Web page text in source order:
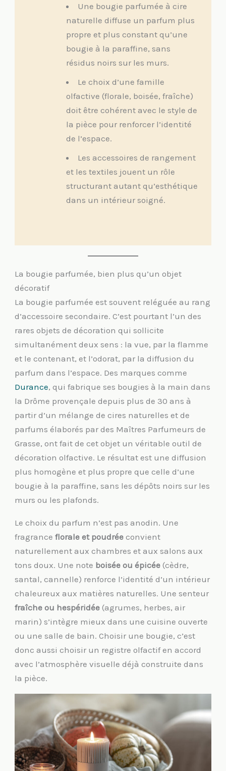
Une bougie parfumée à cire
naturelle diffuse un parfum plus
propre et plus constant qu’une
bougie à la paraffine, sans
résidus noirs sur les murs.
Le choix d’une famille
olfactive (florale, boisée, fraîche)
doit être cohérent avec le style de
la pièce pour renforcer l’identité
de l’espace.
Les accessoires de rangement
et les textiles jouent un rôle
structurant autant qu’esthétique
dans un intérieur soigné.
La bougie parfumée, bien plus qu’un objet
décoratif
La bougie parfumée est souvent reléguée au rang
d’accessoire secondaire. C’est pourtant l’un des
rares objets de décoration qui sollicite
simultanément deux sens : la vue, par la flamme
et le contenant, et l’odorat, par la diffusion du
parfum dans l’espace. Des marques comme
Durance, qui fabrique ses bougies à la main dans
la Drôme provençale depuis plus de 30 ans à
partir d’un mélange de cires naturelles et de
parfums élaborés par des Maîtres Parfumeurs de
Grasse, ont fait de cet objet un véritable outil de
décoration olfactive. Le résultat est une diffusion
plus homogène et plus propre que celle d’une
bougie à la paraffine, sans les dépôts noirs sur les
murs ou les plafonds.
Le choix du parfum n’est pas anodin. Une
fragranceflorale et poudrée convient
naturellement aux chambres et aux salons aux
tons doux. Une note boisée ou épicée (cèdre,
santal, cannelle) renforce l’identité d’un intérieur
chaleureux aux matières naturelles. Une senteur
fraîche ou hespéridée (agrumes, herbes, air
marin) s’intègre mieux dans une cuisine ouverte
ou une salle de bain. Choisir une bougie, c’est
donc aussi choisir un registre olfactif en accord
avec l’atmosphère visuelle déjà construite dans
la pièce.